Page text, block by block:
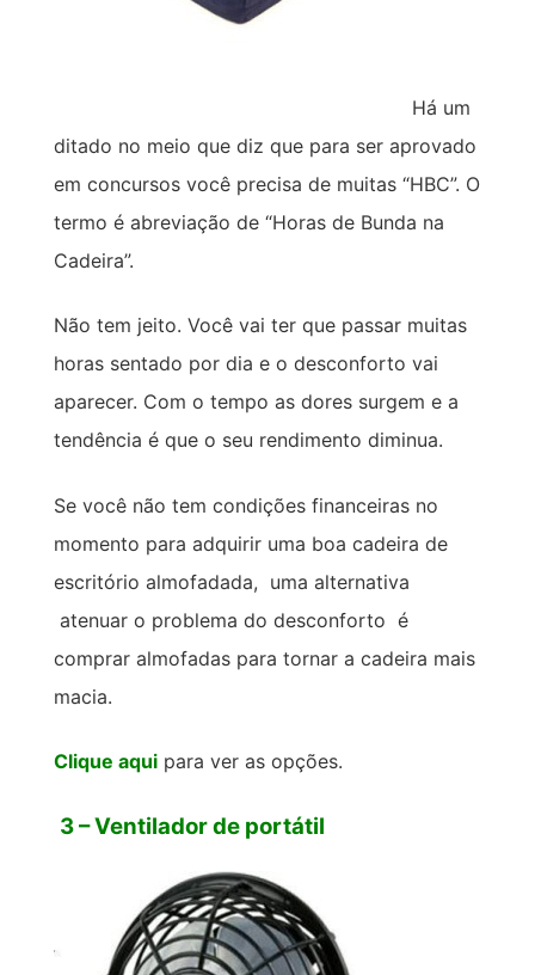
Há um
ditado no meio que diz que para ser aprovado
em concursos você precisa de muitas “HBC”. O
termo é abreviação de “Horas de Bunda na
Cadeira”.
Não tem jeito. Você vai ter que passar muitas
horas sentado por dia e o desconforto vai
aparecer. Com o tempo as dores surgem e a
tendência é que o seu rendimento diminua.
Se você não tem condições financeiras no
momento para adquirir uma boa cadeira de
escritório almofadada, uma alternativa
atenuar o problema do desconforto é
comprar almofadas para tornar a cadeira mais
macia.
Clique aquipara ver as opções.
3 – Ventilador de portátil